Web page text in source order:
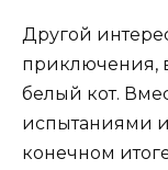
Другой
приключения,
белый кот.
испытаниями
конечном